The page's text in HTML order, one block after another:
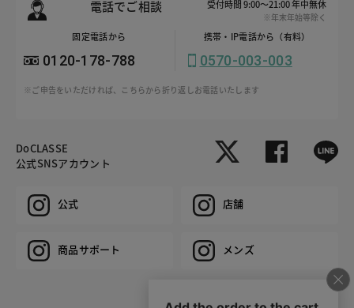
電話でご相談 受付時間 9:00～21:00 年中無休
※年末年始等除く
固定電話から
0120-178-788
携帯・IP電話から（有料）
0570-003-003
※ご申告をいただければ、こちらから折り返しお電話いたします
DoCLASSE
公式SNSアカウント
公式 店舗
商品サポート メンズ